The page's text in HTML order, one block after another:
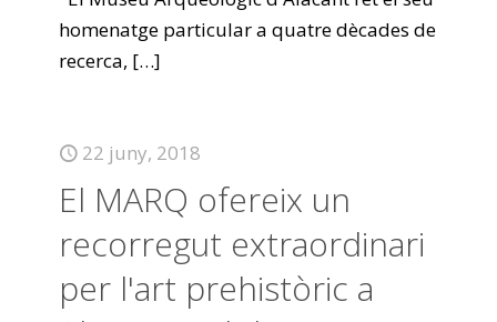
homenatge particular a quatre dècades de
recerca, […]
22 juny, 2018
El MARQ ofereix un
recorregut extraordinari
per l'art prehistòric a